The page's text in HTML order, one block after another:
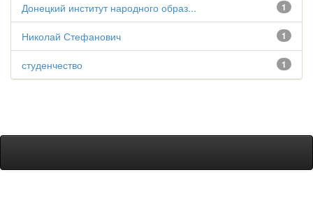
1
Донецкий институт народного образ...
1
Николай Стефанович
1
студенчество